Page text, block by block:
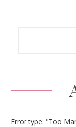
Error type: "Too